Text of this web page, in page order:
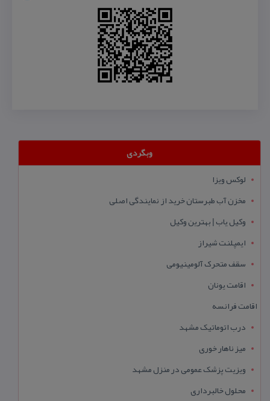
وبگردی
لوکس ویزا
مخزن آب طبرستان خرید از نمایندگی اصلی
وکیل یاب | بهترین وکیل
ایمپلنت شیراز
سقف متحرک آلومینیومی
اقامت یونان
اقامت فرانسه
درب اتوماتیک مشهد
میز ناهار خوری
ویزیت پزشک عمومی در منزل مشهد
محلول خالبرداری